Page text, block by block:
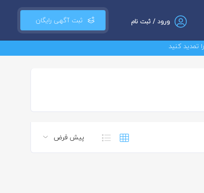
ثبت آگهی رایگان ورود / ثبت نام
کنید